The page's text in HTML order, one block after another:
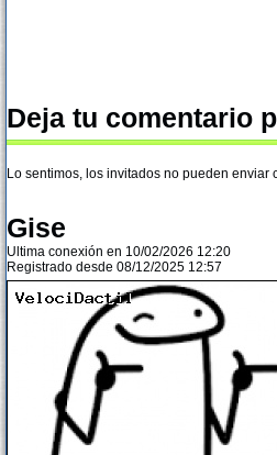
Deja tu comentario
Lo sentimos, los invitados no pueden enviar
Gise
Ultima conexión en 10/02/2026 12:20
Registrado desde 08/12/2025 12:57